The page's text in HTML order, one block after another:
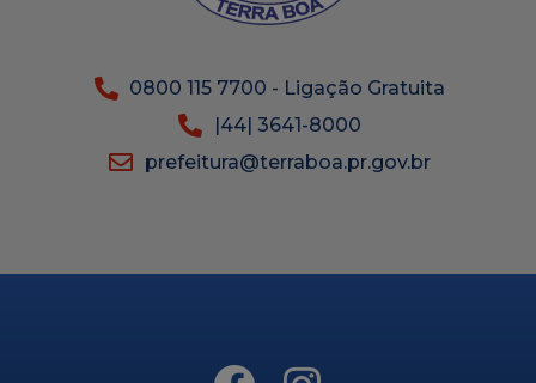
0800 115 7700 - Ligação Gratuita
|44| 3641-8000
prefeitura@terraboa.pr.gov.br